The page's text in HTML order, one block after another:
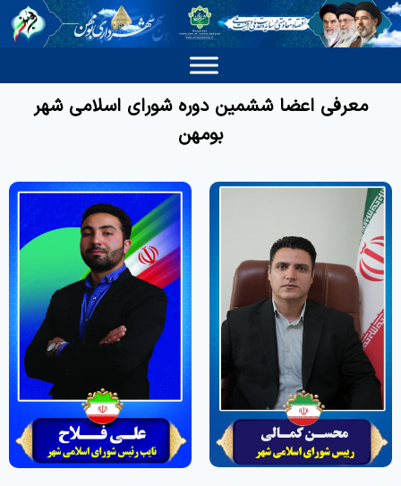
معرفی اعضا ششمین دوره شورای اسلامی شهر
بومهن